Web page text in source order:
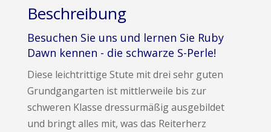
Beschreibung
Besuchen Sie uns und lernen Sie Ruby
Dawn kennen - die schwarze S-Perle!
Diese leichtrittige Stute mit drei sehr guten
Grundgangarten ist mittlerweile bis zur
schweren Klasse dressurmäßig ausgebildet
und bringt alles mit, was das Reiterherz